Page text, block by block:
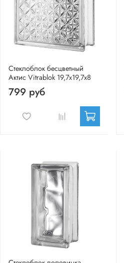
Стеклоблок бесцветный
Актис Vitrablok 19,7x19,7x8
799 руб